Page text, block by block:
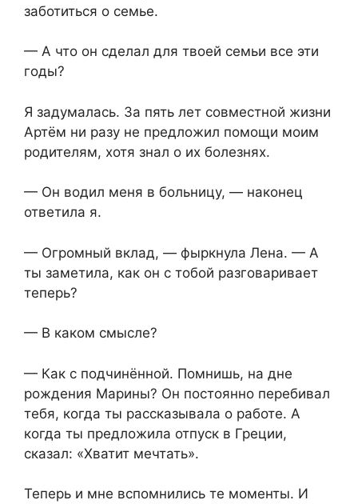
заботиться о семье.
— А что он сделал для твоей семьи все эти
годы?
Я задумалась. За пять лет совместной жизни
Артём ни разу не предложил помощи моим
родителям, хотя знал о их болезнях.
— Он водил меня в больницу, — наконец
ответила я.
— Огромный вклад, — фыркнула Лена. — А
ты заметила, как он с тобой разговаривает
теперь?
— В каком смысле?
— Как с подчинённой. Помнишь, на дне
рождения Марины? Он постоянно перебивал
тебя, когда ты рассказывала о работе. А
когда ты предложила отпуск в Греции,
сказал: «Хватит мечтать».
Теперь и мне вспомнились те моменты. И